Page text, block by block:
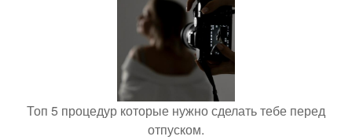
Топ 5 процедур которые нужно сделать тебе перед
отпуском.